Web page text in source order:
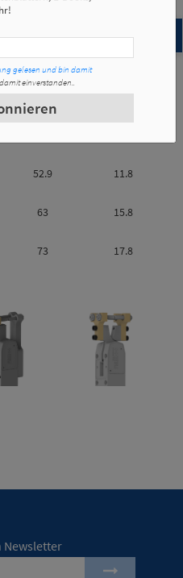
0,272 kg
e2 e3
52.9 11.8
63 15.8
73 17.8
gelesen und bin damit
einverstanden..
Newsletter